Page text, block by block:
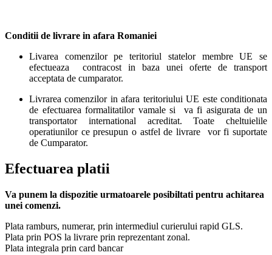
Conditii de livrare in afara Romaniei
Livarea comenzilor pe teritoriul statelor membre UE se
efectueaza contracost in baza unei oferte de transport
acceptata de cumparator.
Livrarea comenzilor in afara teritoriului UE este conditionata
de efectuarea formalitatilor vamale si va fi asigurata de un
transportator international acreditat. Toate cheltuielile
operatiunilor ce presupun o astfel de livrare vor fi suportate
de Cumparator.
Efectuarea platii
Va punem la dispozitie urmatoarele posibiltati pentru achitarea
unei comenzi.
Plata ramburs, numerar, prin intermediul curierului rapid GLS.
Plata prin POS la livrare prin reprezentant zonal.
Plata integrala prin card bancar